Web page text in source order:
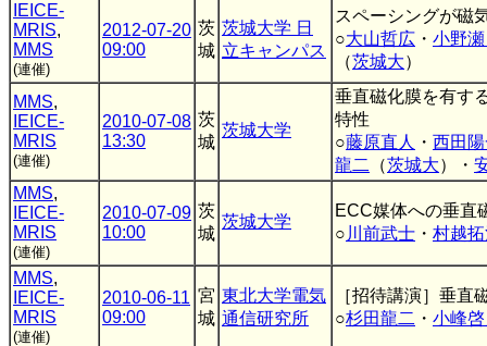
IEICE-
MRIS,
MMS
(連催)
2012-07-20
09:00
茨
城
茨城大学 日
立キャンパス
スペーシングが磁
○大山哲広 ・ 小野
（茨城大）
MMS,
IEICE-
MRIS
(連催)
2010-07-08
13:30
茨
城
茨城大学
垂直磁化膜を有す
特性
○藤原直人 ・ 西田
龍二
（茨城大）・
MMS,
IEICE-
MRIS
(連催)
2010-07-09
10:00
茨
城
茨城大学
ECC媒体への垂直
○ 川前武士 ・ 村越
MMS,
IEICE-
MRIS
(連催)
2010-06-11
09:00
宮
城
東北大学電気
通信研究所
［招待講演］垂直
○杉田龍二 ・ 小峰